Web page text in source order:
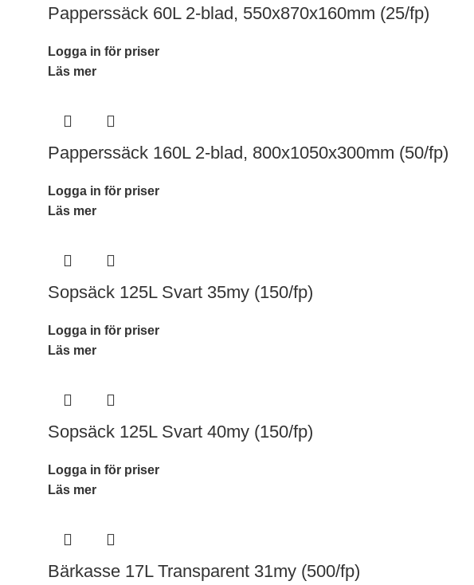
Papperssäck 60L 2-blad, 550x870x160mm (25/fp)
Logga in för priser
Läs mer
Papperssäck 160L 2-blad, 800x1050x300mm (50/fp)
Logga in för priser
Läs mer
Sopsäck 125L Svart 35my (150/fp)
Logga in för priser
Läs mer
Sopsäck 125L Svart 40my (150/fp)
Logga in för priser
Läs mer
Bärkasse 17L Transparent 31my (500/fp)